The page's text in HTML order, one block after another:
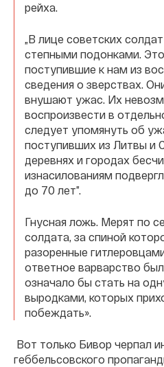
рейха.
„В лице советских
степными подонками.
поступившие к нам из
сведения о зверствах.
внушают ужас. Их
воспроизвести в
следует упомянуть об
поступивших из Литвы и
деревнях и городах
изнасилованиям
до 70 лет”.
Гнусная ложь. Мерят по
солдата, за спиной
разоренные
ответное варварство
означало бы стать на
выродками, которых
побеждать».
Вот только Бивор черпал
геббельсовского